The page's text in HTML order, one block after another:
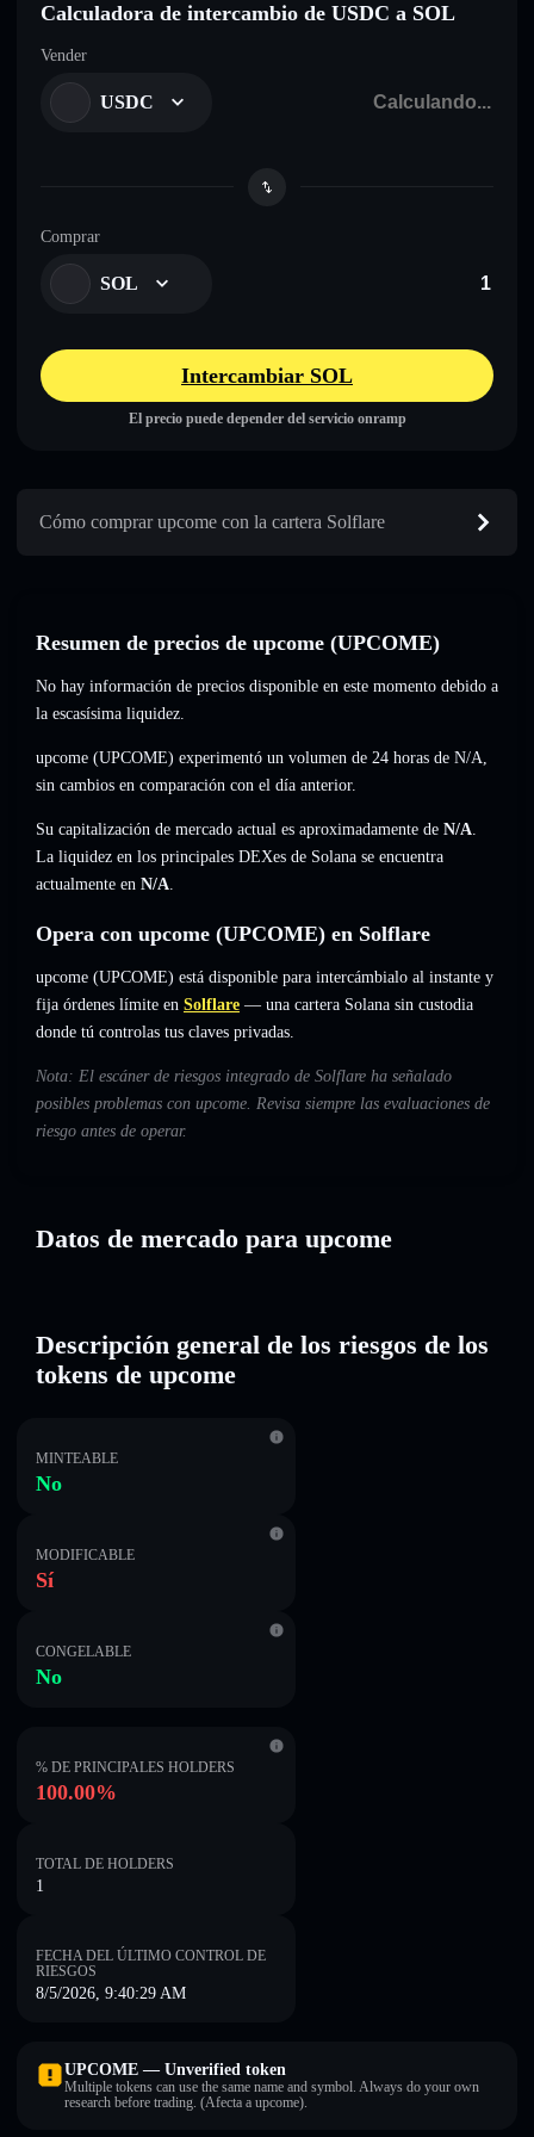
Calculadora de intercambio de USDC a SOL
Vender
USDC
Comprar
SOL
Intercambiar SOL
El precio puede depender del servicio onramp
Cómo comprar upcome con la cartera Solflare
Resumen de precios de upcome (UPCOME)
No hay información de precios disponible en este momento debido a
la escasísima liquidez.
upcome (UPCOME) experimentó un volumen de 24 horas de N/A,
sin cambios en comparación con el día anterior.
Su capitalización de mercado actual es aproximadamente de N/A.
La liquidez en los principales DEXes de Solana se encuentra
actualmente en N/A.
Opera con upcome (UPCOME) en Solflare
upcome (UPCOME) está disponible para intercámbialo al instante y
fija órdenes límite en Solflare — una cartera Solana sin custodia
donde tú controlas tus claves privadas.
Nota: El escáner de riesgos integrado de Solflare ha señalado
posibles problemas con upcome. Revisa siempre las evaluaciones de
riesgo antes de operar.
Datos de mercado para upcome
Descripción general de los riesgos de los
tokens de upcome
MINTEABLE
No
MODIFICABLE
Sí
CONGELABLE
No
% DE PRINCIPALES HOLDERS
100.00%
TOTAL DE HOLDERS
1
FECHA DEL ÚLTIMO CONTROL DE
RIESGOS
8/5/2026, 9:40:29 AM
UPCOME — Unverified token
Multiple tokens can use the same name and symbol. Always do your own
research before trading. (Afecta a upcome).